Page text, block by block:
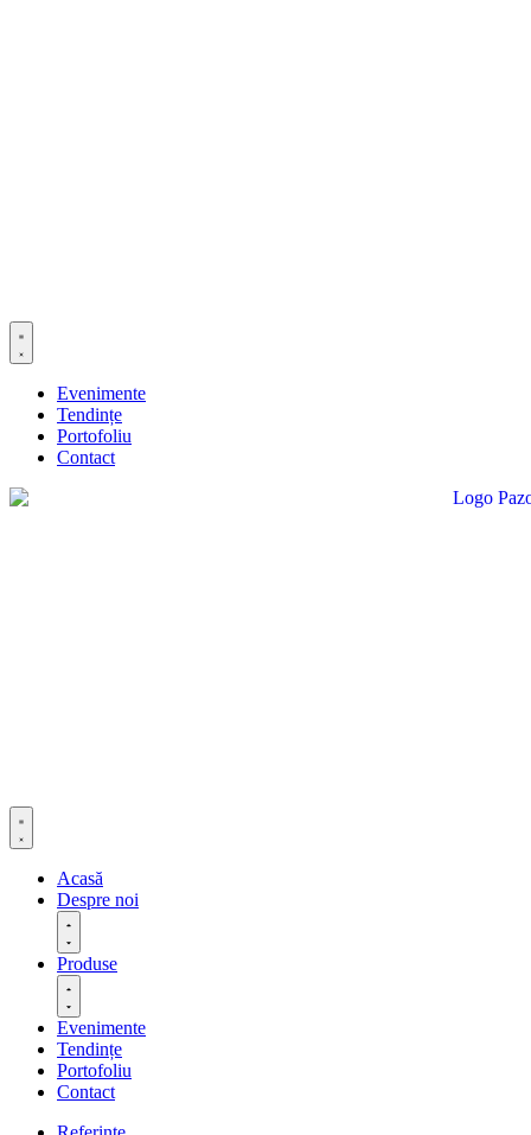
Evenimente
Tendințe
Portofoliu
Contact
Acasă
Despre noi
Produse
Evenimente
Tendințe
Portofoliu
Contact